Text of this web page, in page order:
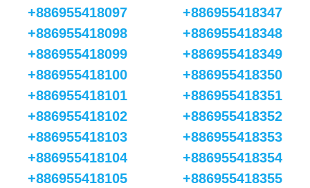
+886955418097
+886955418098
+886955418099
+886955418100
+886955418101
+886955418102
+886955418103
+886955418104
+886955418105
+886955418347
+886955418348
+886955418349
+886955418350
+886955418351
+886955418352
+886955418353
+886955418354
+886955418355